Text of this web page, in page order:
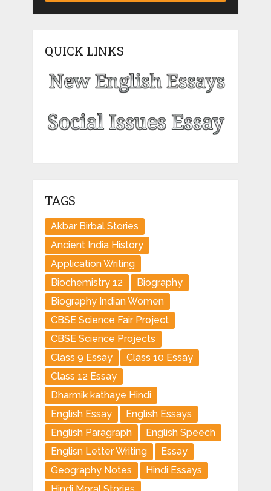
QUICK LINKS
TAGS
Akbar Birbal Stories
Ancient India History
Application Writing
Biochemistry 12
Biography
Biography Indian Women
CBSE Science Fair Project
CBSE Science Projects
Class 9 Essay
Class 10 Essay
Class 12 Essay
Dharmik kathaye Hindi
English Essay
English Essays
English Paragraph
English Speech
Englisn Letter Writing
Essay
Geography Notes
Hindi Essays